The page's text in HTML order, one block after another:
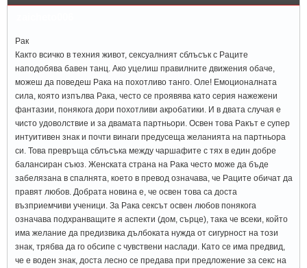
Рак
Както всичко в техния живот, сексуалният сблъсък с Раците
наподобява бавен танц. Ако уцелиш правилните движения обаче,
можеш да поведеш Рака на похотливо танго. Оле! Емоционалната
сила, която изпълва Рака, често се проявява като серия нажежени
фантазии, понякога дори похотливи акробатики. И в двата случая е
чисто удоволствие и за двамата партньори. Освен това Ракът е супер
интуитивен знак и почти винаги предусеща желанията на партньора
си. Това превръща сблъсъка между чаршафите с тях в един добре
балансиран съюз. Женската страна на Рака често може да бъде
забелязана в спалнята, което в превод означава, че Раците обичат да
правят любов. Добрата новина е, че освен това са доста
възприемчиви ученици. За Рака сексът освен любов понякога
означава подхранващите я аспекти (дом, сърце), така че всеки, който
има желание да предизвика дълбоката нужда от сигурност на този
знак, трябва да го обсипе с чувствени наслади. Като се има предвид,
че е воден знак, доста лесно се предава при предложение за секс на